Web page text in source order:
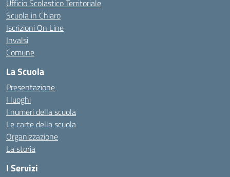
Ufficio Scolastico Territoriale
Scuola in Chiaro
Iscrizioni On Line
Invalsi
Comune
La Scuola
Presentazione
I luoghi
I numeri della scuola
Le carte della scuola
Organizzazione
La storia
I Servizi